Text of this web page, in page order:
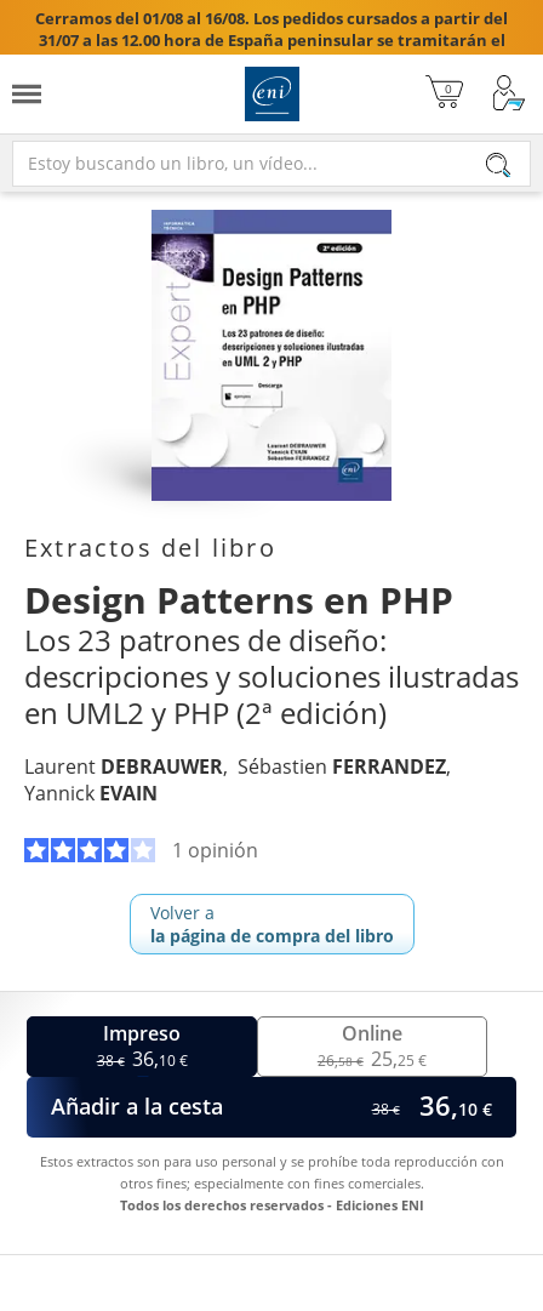
Cerramos del 01/08 al 16/08. Los pedidos cursados a partir del
31/07 a las 12.00 hora de España peninsular se tramitarán el
17/08/2026.

Extractos del libro
Design Patterns en PHP
Los 23 patrones de diseño:
descripciones y soluciones ilustradas
en UML2 y PHP (2ª edición)
Laurent DEBRAUWER Sébastien FERRANDEZ
Yannick EVAIN
1 opinión
Volver a
la página de compra del libro
Impreso
38€ 36,10 €
Online
26,58 € 25,25 €
Añadir a la cesta 38€ 36,10 €
Estos extractos son para uso personal y se prohíbe toda reproducción con
otros fines; especialmente con fines comerciales.
Todos los derechos reservados - Ediciones ENI